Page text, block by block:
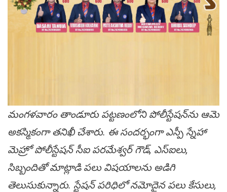
మంగళవారం తాండూరు పట్టణంలోని పోలీస్టేషన్‌ను ఆమె
అకస్మికంగా తనిఖీ చేశారు. ఈ సందర్భంగా ఎస్పీ స్నేహా
మెహ్రో పోలీస్టేషన్‌ సీఐ పరమేశ్వర్ గౌడ్, ఎస్ఐలు,
సిబ్బందితో మాట్లాడి పలు విషయాలను అడిగి
తెలుసుకున్నారు. స్టేషన్‌ పరిధిలో నమోదైన పలు కేసులు,